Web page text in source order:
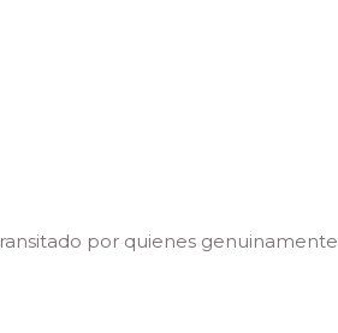
por quienes genuinamente